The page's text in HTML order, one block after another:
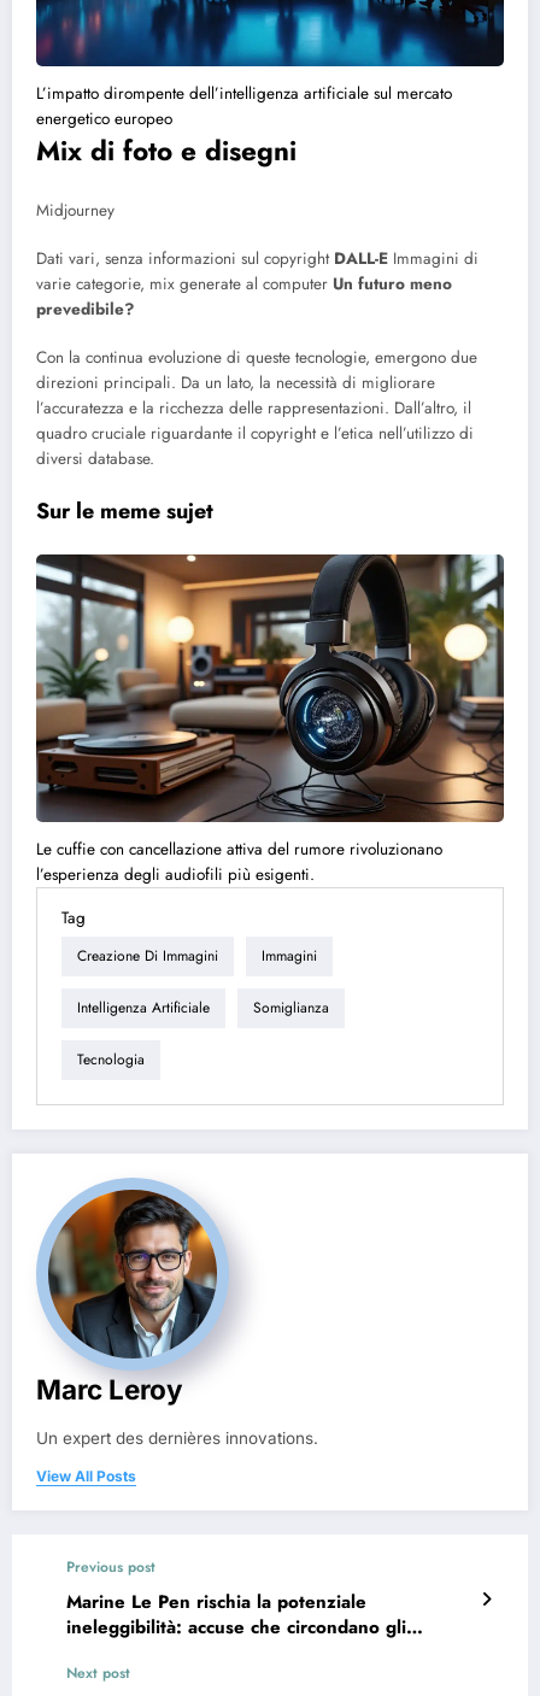
L’impatto dirompente dell’intelligenza artificiale sul mercato
energetico europeo
Mix di foto e disegni
Midjourney
Dati vari, senza informazioni sul copyright DALL-E Immagini di
varie categorie, mix generate al computer Un futuro meno
prevedibile?
Con la continua evoluzione di queste tecnologie, emergono due
direzioni principali. Da un lato, la necessità di migliorare
l’accuratezza e la ricchezza delle rappresentazioni. Dall’altro, il
quadro cruciale riguardante il copyright e l’etica nell’utilizzo di
diversi database.
Sur le meme sujet
Le cuffie con cancellazione attiva del rumore rivoluzionano
l’esperienza degli audiofili più esigenti.
Tag
Creazione Di Immagini Immagini
Intelligenza Artificiale Somiglianza
Tecnologia
Marc Leroy
Un expert des dernières innovations.
View All Posts
Previous post
Marine Le Pen rischia la potenziale
ineleggibilità: accuse che circondano gli
National
Next post